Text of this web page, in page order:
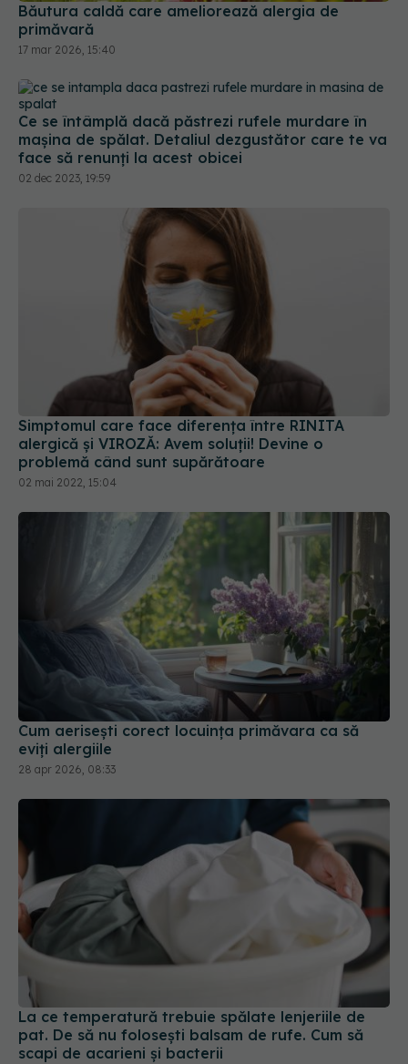
Băutura caldă care ameliorează alergia de
primăvară
17 mar 2026, 15:40
Ce se întâmplă dacă păstrezi rufele murdare în
mașina de spălat. Detaliul dezgustător care te va
face să renunți la acest obicei
02 dec 2023, 19:59
Simptomul care face diferența între RINITA
alergică și VIROZĂ: Avem soluții! Devine o
problemă când sunt supărătoare
02 mai 2022, 15:04
Cum aerisești corect locuința primăvara ca să
eviți alergiile
28 apr 2026, 08:33
La ce temperatură trebuie spălate lenjeriile de
pat. De să nu folosești balsam de rufe. Cum să
scapi de acarieni și bacterii